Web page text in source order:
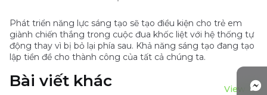
Phát triển năng lực sáng tạo sẽ tạo điều kiện cho trẻ em
giành chiến thắng trong cuộc đua khốc liệt với hệ thống tự
động thay vì bị bỏ lại phía sau. Khả năng sáng tạo đang tạo
lập tiền đề cho thành công của tất cả chúng ta.
Bài viết khác View all